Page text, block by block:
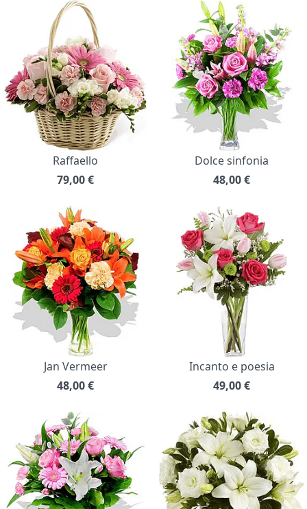
Raffaello
79,00€
Dolce sinfonia
48,00€
Jan Vermeer
48,00€
Incanto e poesia
49,00€